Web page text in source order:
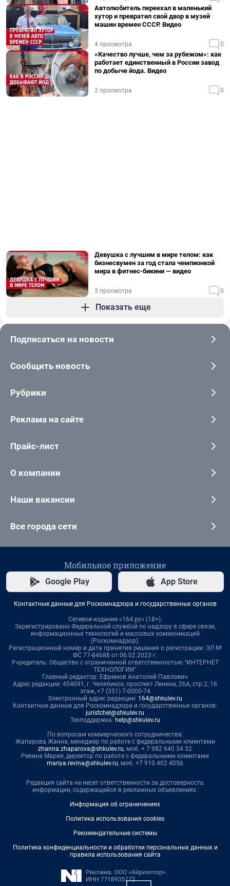
Автолюбитель переехал в маленький
хутор и превратил свой двор в музей
машин времен СССР. Видео
4 просмотра 0
«Качество лучше, чем за рубежом»: как
работает единственный в России завод
по добыче йода. Видео
2 просмотра 0
Девушка с лучшим в мире телом: как
бизнесвумен за год стала чемпионкой
мира в фитнес-бикини — видео
3 просмотра 0
Показать еще
Подписаться на новости
Сообщить новость
Рубрики
Реклама на сайте
Прайс-лист
О компании
Наши вакансии
Все города сети
Мобильное приложение
Google Play App Store
Контактные данные для Роскомнадзора и государственных органов
Сетевое издание «164.ру» (18+).
Зарегистрировано Федеральной службой по надзору в сфере связи,
информационных технологий и массовых коммуникаций
(Роскомнадзор).
Регистрационный номер и дата принятия решения о регистрации: ЭЛ №
ФС 77-84688 от 06.02.2023 г.
Учредитель: Общество с ограниченной ответственностью "ИНТЕРНЕТ
ТЕХНОЛОГИИ"
Главный редактор: Ефремов Анатолий Павлович
Адрес редакции: 454091, г. Челябинск, проспект Ленина, 26А, стр.2, 16
этаж, +7 (351) 7-0000-74
Электронный адрес редакции: 164@shkulev.ru
Контактные данные для Роскомнадзора и государственных органов:
juristchel@shkulev.ru
Техподдержка: help@shkulev.ru
По вопросам коммерческого сотрудничества:
Жапарова Жанна, менеджер по работе с федеральными клиентами
zhanna.zhaparova@shkulev.ru, моб. + 7 982 640 34 32
Ревина Мария, директор по работе с федеральными клиентами
mariya.revina@shkulev.ru, моб. +7 910 402 4056
Редакция сайта не несет ответственности за достоверность
информации, содержащейся в рекламных объявлениях.
Информация об ограничениях
Политика использования cookies
Рекомендательные системы
Политика конфиденциальности и обработки персональных данных и
правила использования сайта